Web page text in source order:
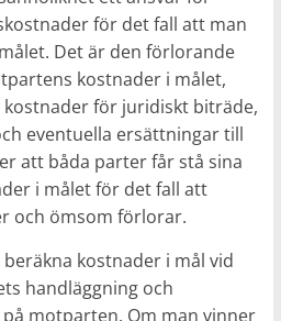
för det fall att man
Det är den förlorande
kostnader i målet,
kostnader för juridiskt biträde,
eventuella ersättningar till
att båda parter får stå sina
i målet för det fall att
och ömsom förlorar.
kostnader i mål vid
handläggning och
motparten. Om man vinner